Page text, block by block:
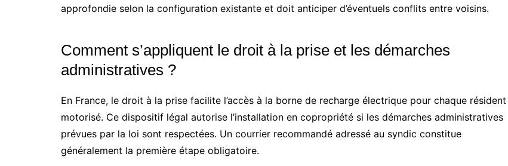
approfondie selon la configuration existante et doit anticiper d’éventuels conflits entre voisins.
Comment s’appliquent le droit à la prise et les démarches
administratives ?
En France, le droit à la prise facilite l’accès à la borne de recharge électrique pour chaque résident
motorisé. Ce dispositif légal autorise l’installation en copropriété si les démarches administratives
prévues par la loi sont respectées. Un courrier recommandé adressé au syndic constitue
généralement la première étape obligatoire.